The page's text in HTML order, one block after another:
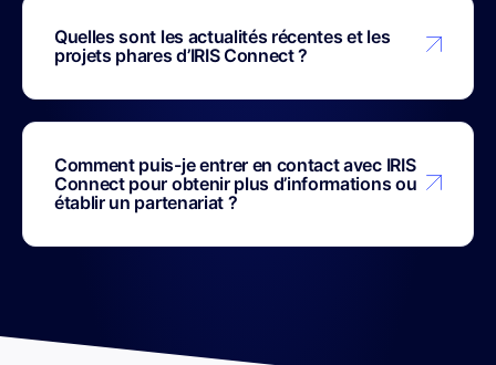
Quelles sont les actualités récentes et les
projets phares d’IRIS Connect ?
Comment puis-je entrer en contact avec IRIS
Connect pour obtenir plus d’informations ou
établir un partenariat ?